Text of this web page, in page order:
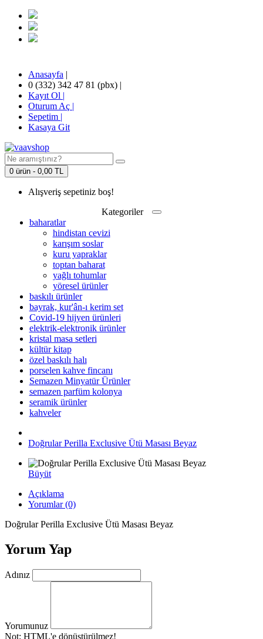
Anasayfa |
0 (332) 342 47 81 (pbx) |
Kayıt Ol |
Oturum Aç |
Sepetim |
Kasaya Git
0 ürün - 0,00 TL
Alışveriş sepetiniz boş!
Kategoriler
baharatlar
hindistan cevizi
karışım soslar
kuru yapraklar
toptan baharat
yağlı tohumlar
yöresel ürünler
baskılı ürünler
bayrak, kur'ân-ı kerim set
Covid-19 hijyen ürünleri
elektrik-elektronik ürünler
kristal masa setleri
kültür kitap
özel baskılı halı
porselen kahve fincanı
Semazen Minyatür Ürünler
semazen parfüm kolonya
seramik ürünler
kahveler
Doğrular Perilla Exclusive Ütü Masası Beyaz
Büyüt
Açıklama
Yorumlar (0)
Doğrular Perilla Exclusive Ütü Masası Beyaz
Yorum Yap
Adınız
Yorumunuz
Not: HTML'e dönüştürülmez!